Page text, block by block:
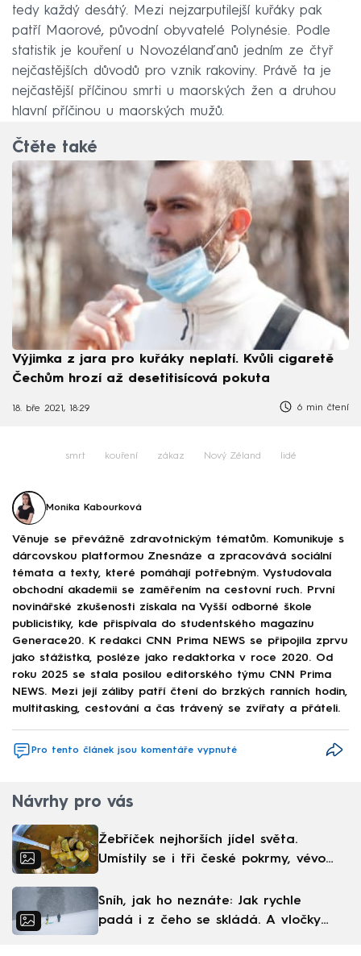
tedy každý desátý. Mezi nejzarputilejší kuřáky pak
patří Maorové, původní obyvatelé Polynésie. Podle
statistik je kouření u Novozélanďanů jedním ze čtyř
nejčastějších důvodů pro vznik rakoviny. Právě ta je
nejčastější příčinou smrti u maorských žen a druhou
hlavní příčinou u maorských mužů.
Čtěte také
Výjimka z jara pro kuřáky neplatí. Kvůli cigaretě
Čechům hrozí až desetitisícová pokuta
18. bře 2021, 18:29 6 min čtení
smrt kouření zákaz Nový Zéland lidé
Monika Kabourková
Věnuje se převážně zdravotnickým tématům. Komunikuje s
dárcovskou platformou Znesnáze a zpracovává sociální
témata a texty, které pomáhají potřebným. Vystudovala
obchodní akademii se zaměřením na cestovní ruch. První
novinářské zkušenosti získala na Vyšší odborné škole
publicistiky, kde přispívala do studentského magazínu
Generace20. K redakci CNN Prima NEWS se připojila zprvu
jako stážistka, posléze jako redaktorka v roce 2020. Od
roku 2025 se stala posilou editorského týmu CNN Prima
NEWS. Mezi její záliby patří čtení do brzkých ranních hodin,
multitasking, cestování a čas trávený se zvířaty a přáteli.
Pro tento článek jsou komentáře vypnuté
Návrhy pro vás
Žebříček nejhorších jídel světa.
Umístily se i tři české pokrmy, vévodí
Sníh, jak ho neznáte: Jak rychle
padá i z čeho se skládá. A vločky